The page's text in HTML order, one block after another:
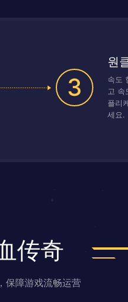
3
원
속도
고 속
플리
세요.
传奇
保障游戏流畅运营